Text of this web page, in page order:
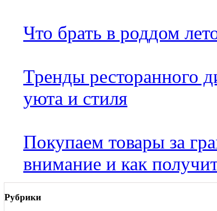
Что брать в роддом
Тренды ресторанного
уюта и стиля
Покупаем товары за
внимание и как
Рубрики